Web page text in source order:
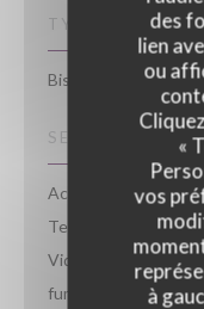
des
lien
ou
«
vos
à
TYPE DE
Bistrot, Restaurant
SERVICES
Accès aux
Terrasse, Vestiaire,
Vidéoprojecteur /
fumeurs, Veggie